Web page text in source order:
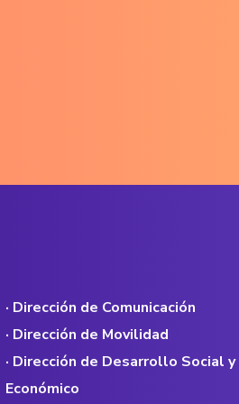
· Dirección de Comunicación
· Dirección de Movilidad
· Dirección de Desarrollo Social y
Económico